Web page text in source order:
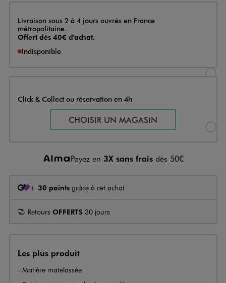
Livraison
Livraison sous 2 à 4 jours ouvrés en France
métropolitaine.
Offert dès 40€ d'achat.
Indisponible
Click & Collect ou réservation en 4h
Sélectionner l’option de
CHOISIR UN MAGASIN
Payez en 3X sans frais dès 50€
+ 30 points grâce à cet achat
Retours OFFERTS 30 jours
Les plus produit
Matière matelassée